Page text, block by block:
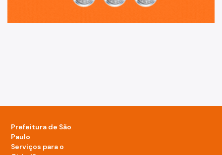
Prefeitura de São
Paulo
Serviços para o